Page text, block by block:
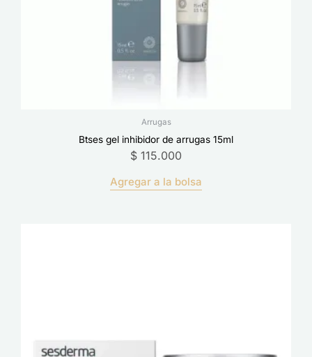
Arrugas
Btses gel inhibidor de arrugas 15ml
$ 115.000
Agregar a la bolsa